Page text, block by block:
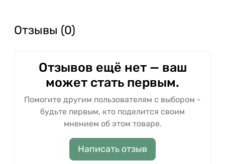
Отзывы (0)
Отзывов ещё нет — ваш
может стать первым.
Помогите другим пользователям с выбором -
будьте первым, кто поделится своим
мнением об этом товаре.
Написать отзыв